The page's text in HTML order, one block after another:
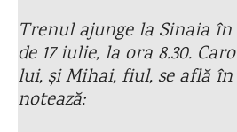
Trenul ajunge la Sinaia
de 17 iulie, la ora 8.30.
lui, și Mihai, fiul, se află în
notează: